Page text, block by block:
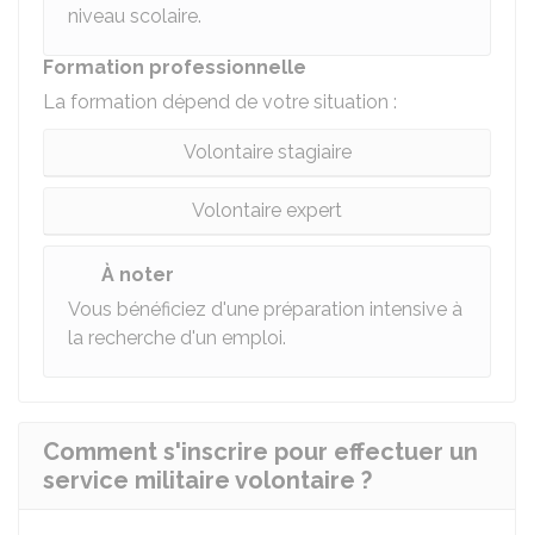
niveau scolaire.
Formation professionnelle
La formation dépend de votre situation :
Volontaire stagiaire
Volontaire expert
À noter
Vous bénéficiez d'une préparation intensive à
la recherche d'un emploi.
Comment s'inscrire pour effectuer un
service militaire volontaire ?